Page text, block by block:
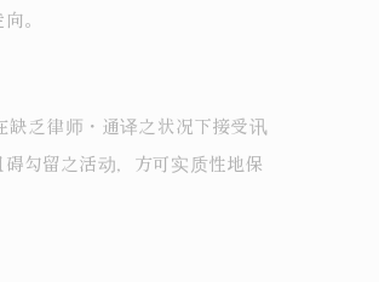
。
缺乏律师・通译之状况下接受讯
勾留之活动，方可实质性地保